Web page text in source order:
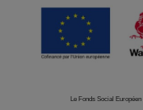
Le Fonds Social